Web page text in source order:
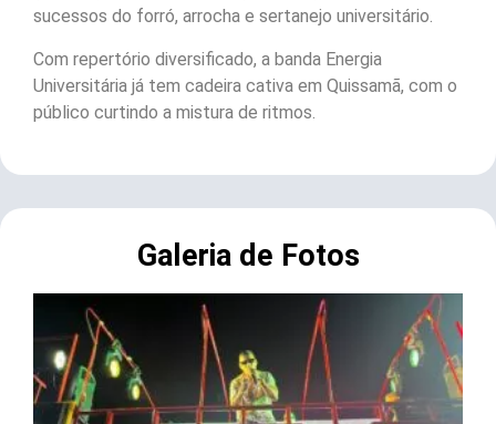
sucessos do forró, arrocha e sertanejo universitário.
Com repertório diversificado, a banda Energia
Universitária já tem cadeira cativa em Quissamã, com o
público curtindo a mistura de ritmos.
Galeria de Fotos